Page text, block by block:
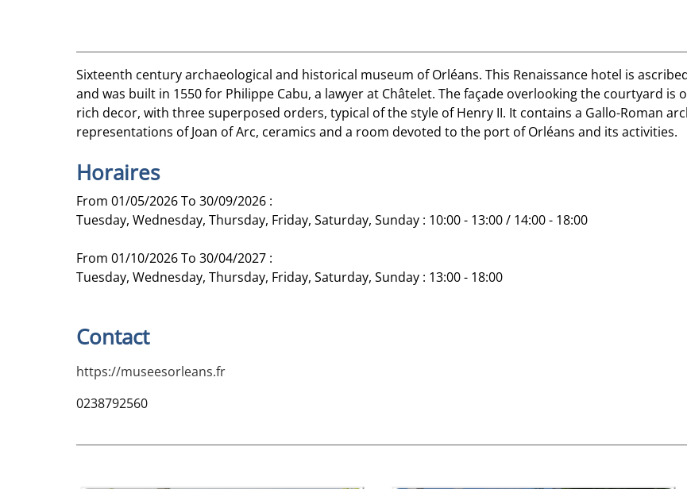
Sixteenth century archaeological and historical museum of Orléans. This Renaissance hotel is
and was built in 1550 for Philippe Cabu, a lawyer at Châtelet. The façade overlooking the courtyard is
rich decor, with three superposed orders, typical of the style of Henry II. It contains a Gallo-Roman
representations of Joan of Arc, ceramics and a room devoted to the port of Orléans and its activities.
Horaires
From 01/05/2026 To 30/09/2026 :
Tuesday, Wednesday, Thursday, Friday, Saturday, Sunday : 10:00 - 13:00 / 14:00 - 18:00
From 01/10/2026 To 30/04/2027 :
Tuesday, Wednesday, Thursday, Friday, Saturday, Sunday : 13:00 - 18:00
Contact
https://museesorleans.fr
0238792560